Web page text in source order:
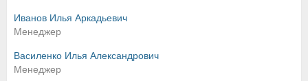
Иванов Илья Аркадьевич
Менеджер
Василенко Илья Александрович
Менеджер